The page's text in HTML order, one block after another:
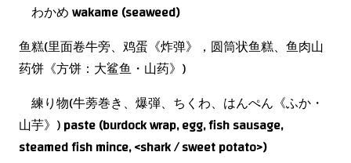
わかめwakame (seaweed)
鱼糕(里面卷牛旁、鸡蛋《炸弹》，圆筒状鱼糕、鱼肉山
药饼《方饼：大鲨鱼・山药》)
練り物(牛蒡巻き、爆弾、ちくわ、はんぺん《ふか・
山芋》)paste (burdock wrap, egg, fish sausage,
steamed fish mince, <shark / sweet potato>)